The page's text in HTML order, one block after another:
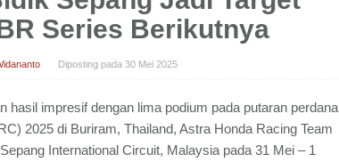
Series Berikutnya
Diposting pada 30 Mei 2025
impresif dengan lima podium pada putaran perdana
2025 di Buriram, Thailand, Astra Honda Racing Team
International Circuit, Malaysia pada 31 Mei – 1